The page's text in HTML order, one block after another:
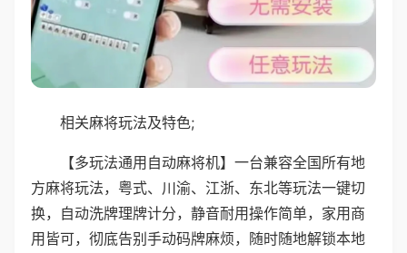
相关麻将玩法及特色;
【多玩法通用自动麻将机】一台兼容全国所有地
方麻将玩法，粤式、川渝、江浙、东北等玩法一键切
换，自动洗牌理牌计分，静音耐用操作简单，家用商
用皆可，彻底告别手动码牌麻烦，随时随地解锁本地